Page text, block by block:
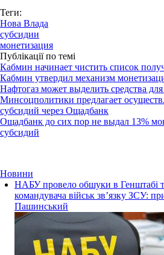
Теги:
Нова Влада
субсидии
монетизация
Публікації по темі
Кабмин начинает чистить список
Кабмин утвердил механизм
Нафтогаз может выделить средства
Минсоцполитики предлагает
субсидий через Ощадбанк
Ощадбанк до сих пор не выдал 13%
субсидий
Новини
НАБУ провело обшуки в Генштабі
командувача військ зв’язку ЗСУ:
Пашинський